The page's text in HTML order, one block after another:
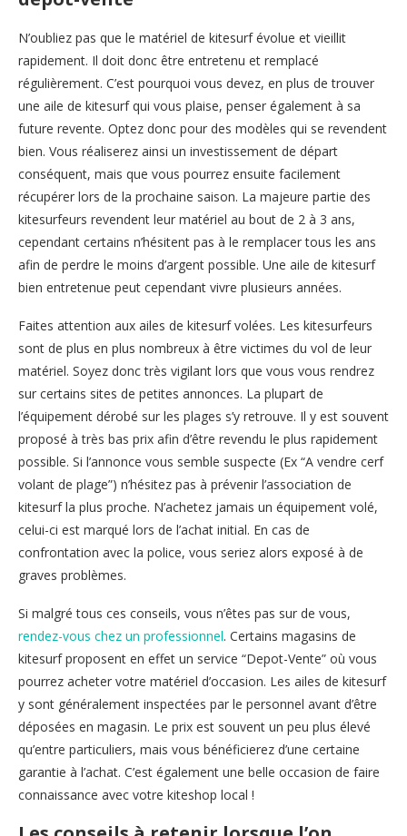
N’oubliez pas que le matériel de kitesurf évolue et vieillit
rapidement. Il doit donc être entretenu et remplacé
régulièrement. C’est pourquoi vous devez, en plus de trouver
une aile de kitesurf qui vous plaise, penser également à sa
future revente. Optez donc pour des modèles qui se revendent
bien. Vous réaliserez ainsi un investissement de départ
conséquent, mais que vous pourrez ensuite facilement
récupérer lors de la prochaine saison. La majeure partie des
kitesurfeurs revendent leur matériel au bout de 2 à 3 ans,
cependant certains n’hésitent pas à le remplacer tous les ans
afin de perdre le moins d’argent possible. Une aile de kitesurf
bien entretenue peut cependant vivre plusieurs années.
Faites attention aux ailes de kitesurf volées. Les kitesurfeurs
sont de plus en plus nombreux à être victimes du vol de leur
matériel. Soyez donc très vigilant lors que vous vous rendrez
sur certains sites de petites annonces. La plupart de
l’équipement dérobé sur les plages s’y retrouve. Il y est souvent
proposé à très bas prix afin d’être revendu le plus rapidement
possible. Si l’annonce vous semble suspecte (Ex “A vendre cerf
volant de plage”) n’hésitez pas à prévenir l’association de
kitesurf la plus proche. N’achetez jamais un équipement volé,
celui-ci est marqué lors de l’achat initial. En cas de
confrontation avec la police, vous seriez alors exposé à de
graves problèmes.
Si malgré tous ces conseils, vous n’êtes pas sur de vous,
rendez-vous chez un professionnel. Certains magasins de
kitesurf proposent en effet un service “Depot-Vente” où vous
pourrez acheter votre matériel d’occasion. Les ailes de kitesurf
y sont généralement inspectées par le personnel avant d’être
déposées en magasin. Le prix est souvent un peu plus élevé
qu’entre particuliers, mais vous bénéficierez d’une certaine
garantie à l’achat. C’est également une belle occasion de faire
connaissance avec votre kiteshop local !